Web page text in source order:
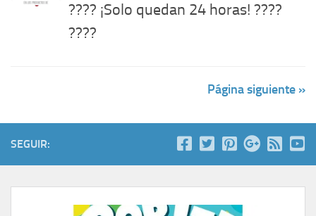
???? ¡Solo quedan 24 horas! ????
????
Página siguiente »
SEGUIR: